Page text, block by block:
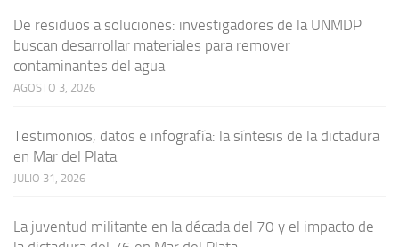
De residuos a soluciones: investigadores de la UNMDP
buscan desarrollar materiales para remover
contaminantes del agua
AGOSTO 3, 2026
Testimonios, datos e infografía: la síntesis de la dictadura
en Mar del Plata
JULIO 31, 2026
La juventud militante en la década del 70 y el impacto de